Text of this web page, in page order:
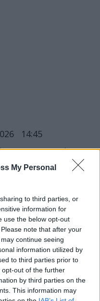
My Personal
to third parties, or
information for
use the below opt-out
note that after your
continue seeing
information utilized by
to third parties prior to
out of the further
by third parties on the
This information may
14:45
με ιστορικό
ο νέος νόμος
14:05
τη
νέα μελέτη
12:56